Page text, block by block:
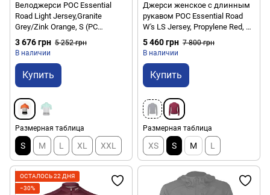
Велоджерси POC Essential
Road Light Jersey,Granite
Grey/Zink Orange, S (PC
582128287SML1)
3 676 грн 5 252 грн
В наличии
Купить
Размерная таблица
S M L XL XXL
Джерси женское с длинным
рукавом POC Essential Road
W's LS Jersey, Propylene Red, S
(PC 532921121SML1)
5 460 грн 7 800 грн
В наличии
Купить
Размерная таблица
XS S M L
ОСТАЛОСЬ 22 ДНЯ
−30%